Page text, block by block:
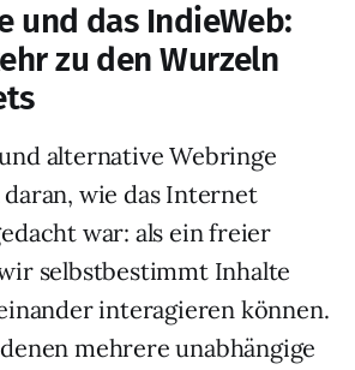
und das IndieWeb:
zu den Wurzeln
alternative Webringe
wie das Internet
war: als ein freier
selbstbestimmt Inhalte
interagieren können.
mehrere unabhängige